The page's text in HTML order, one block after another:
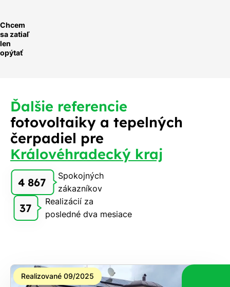
Chcem
sa zatiaľ
len
opýtať
Ďalšie referencie
fotovoltaiky a tepelných
čerpadiel pre
Královéhradecký kraj
4 867
Spokojných
zákazníkov
37
Realizácií za
posledné dva mesiace
Realizované 09/2025